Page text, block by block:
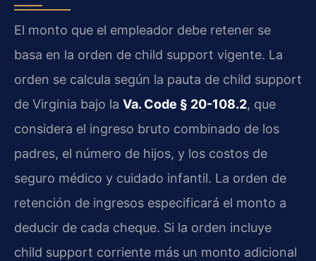
El monto que el empleador debe retener se
basa en la orden de child support vigente. La
orden se calcula según la pauta de child support
de Virginia bajo la Va. Code § 20-108.2, que
considera el ingreso bruto combinado de los
padres, el número de hijos, y los costos de
seguro médico y cuidado infantil. La orden de
retención de ingresos especificará el monto a
deducir de cada cheque. Si la orden incluye
child support corriente más un monto adicional